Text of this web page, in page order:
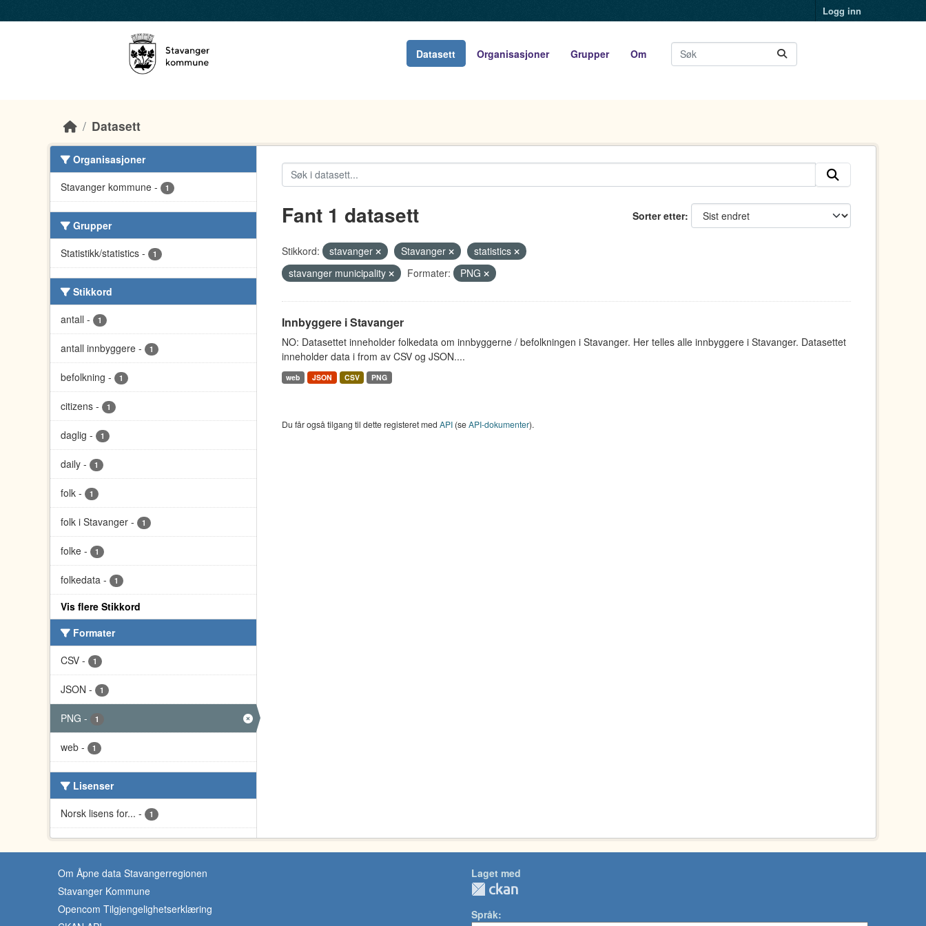
Logg inn
Datasett Organisasjoner Grupper Om
Datasett
Organisasjoner
Stavanger kommune - 1
Grupper
Statistikk/statistics - 1
Stikkord
antall - 1
antall innbyggere - 1
befolkning - 1
citizens - 1
daglig - 1
daily - 1
folk - 1
folk i Stavanger - 1
folke - 1
folkedata - 1
Vis flere Stikkord
Formater
CSV - 1
JSON - 1
PNG - 1
web - 1
Lisenser
Norsk lisens for... - 1
Sorter etter
Fant 1 datasett
Stikkord: stavanger Stavanger
statistics
stavanger municipality
Formater: PNG
Innbyggere i Stavanger
NO: Datasettet inneholder folkedata om innbyggerne / befolkningen i Stavanger. Her telles alle innbyggere i Stavanger. Datasettet
inneholder data i from av CSV og JSON....
web JSON CSV PNG
Du får også tilgang til dette registeret med API(seAPI-dokumenter).
Om Åpne data Stavangerregionen
Stavanger Kommune
Opencom Tilgjengelighetserklæring
Laget med
Språk